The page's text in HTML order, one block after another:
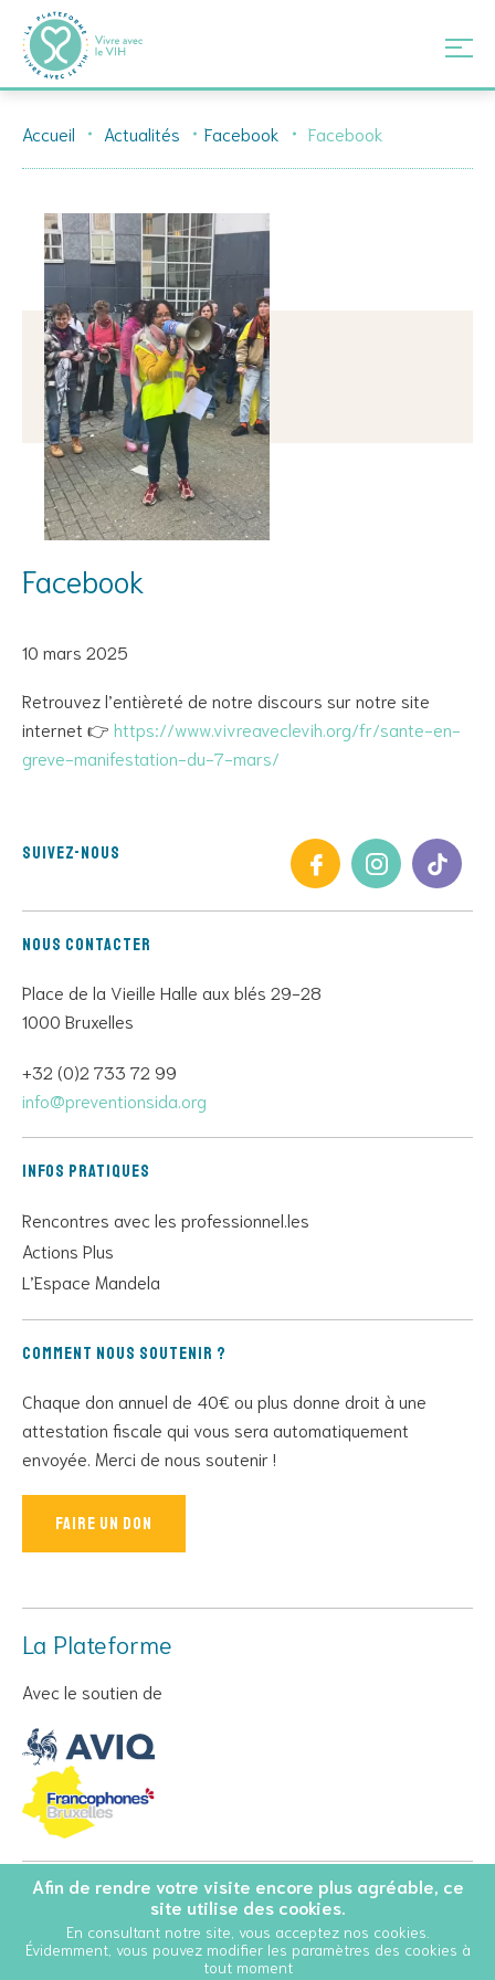
Accueil Actualités Facebook Facebook
Facebook
10 mars 2025
Retrouvez l’entièreté de notre discours sur notre site
internet 👉 https://www.vivreaveclevih.org/fr/sante-en-
greve-manifestation-du-7-mars/
Suivez-nous
Nous contacter
Place de la Vieille Halle aux blés 29-28
1000 Bruxelles
+32 (0)2 733 72 99
info@preventionsida.org
Infos pratiques
Rencontres avec les professionnel.les
Actions Plus
L’Espace Mandela
Comment nous soutenir ?
Chaque don annuel de 40€ ou plus donne droit à une
attestation fiscale qui vous sera automatiquement
envoyée. Merci de nous soutenir !
Faire un don
La Plateforme
Avec le soutien de
© Copyright 2026 Personnes Vivant avec le VIH - Tous droits
réservés
Conditions Générales d’Utilisation
Cookies
Afin de rendre votre visite encore plus agréable, ce
site utilise des cookies.
En consultant notre site, vous acceptez nos cookies.
Évidemment, vous pouvez modifier les paramètres des cookies à
tout moment